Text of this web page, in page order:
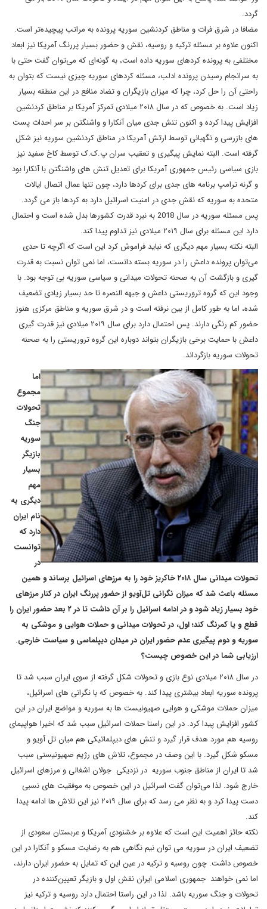
گردد.
مضافا در شرق فرات و مناطق کردنشین سوریه پرونده به مراتب پیچیده‌تر است.
اکنون علاوه بر مسئله ترکیه و روسیه، نقش و حضور بسیار پررنگ آمریکا نیز ابعاد
مختلفی به پرونده کردهای سوریه داده است، به گونه‌ای که می‌توان گفت حتی با
به سرانجام رسیدن پرونده ادلب، مسئله کردهای سوریه چیزی نیست که بتوان به
راحتی آن را حل کرد، چرا که میزان بازیگران و تضاد منافع در این منطقه بسیار
زیاد است. به خصوص که در سال ۲۰۱۸ میلادی تمرکز آمریکا بر مناطق کردنشین
افزایش پیدا کرده و اکنون تنش جدی میان آنکارا و واشنگتن بر سر احداث پست
های بازرسی و نگهبانی توسط ارتش آمریکا در مناطق کردنشین سوریه نیز شکل
گرفته است. البته نمایش پیگیری و تعقیب سران پ.ک.ک توسط کاخ سفید نیز
بازی سیاسی رئیس جمهوری آمریکا برای تعدیل تنش های واشنگتن با آنکارا بود
و گرنه ترامپ برنامه های جدی برای کردها دارد، چون تنها عمال اتصال ایالات
متحده به سوریه که نقش جدی در امنیت اسرائیل دارد به کردها باز می گردد.
پس مسئله سوریه در سال 2018 به نبرد قدرت کشورها بدل شده است و احتمال
دارد این مسئله برای سال ۲۰۱۹ میلادی نیز تداوم پیدا کند.
البته نکته بسیار مهم دیگری که نباید فراموش کرد این است که اگرچه تا حدی
می‌توان پرونده داعش را در سوریه بسته دانست، اما نمی توان نسبت به قدرت
گیری و بازگشت آن به صحنه تحولات میدانی و سیاسی سوریه بی توجه بود. با
وجود این که گروه تروریستی داعش و جبهه النصره تا حد بسیار زیادی تضعیف
شده، اما به طور کامل از بین نرفته است و در شرق سوریه و مناطق مرکزی هنوز
حضور کم رنگی دارند. پس احتمال دارد برای سال ۲۰۱۹ میلادی نیز قدرت گیری
داعش با حمایت برخی بازیگران بتواند دوباره این گروه تروریستی را به صحنه
تحولات سوریه بازگرداند.
اما
مجموع
تحولات
جنگ
سوریه
بازیگر
بسیار
مهم
دیگری به
نام ایران
دارد که
توانست
در
تحولات میدانی سال ۲۰۱۸ خاکریز خود را به مرزهای اسرائیل برساند و همین
مسئله باعث شد که میزان نگرانی تل‌آویو از حضور پررنگ ایران در کنار مرزهای
خود بسیار زیاد شود و در ادامه اسرائیل را بر آن داشت تا در ۲ بعد حضور ایران را
قطع و یا کمرنگ کند؛ اول، در تحولات میدانی و حملات هوایی و موشکی به
سوریه و دوم پیگیری عدم حضور ایران در میدان دیپلماسی و سیاست خارجی.
ارزیابی شما در این خصوص چیست؟
در سال ۲۰۱۸ میلادی نوع بازی و تحولات شکل گرفته از سوی ایران سبب شد تا
پرونده سوریه ابعاد بیشتری پیدا کند. به خصوص که با نگرانی های اسرائیل،
میزان حملات موشکی و هوایی صهیونیست ها به سوریه و مواضع ایران در این
کشور افزایش پیدا کرد. در این راستا حملات اسرائیل سبب شد که اخیرا هواپیمای
روسیه هم مورد هدف قرار گیرد و تنش های دیپلماتیکی هم میان تل آویو و
مسکو شکل گیرد. با این وصف در مجموع، تلاش های رژیم صهیونیستی سبب
شد تا ایران از مناطق جنوب سوریه در نزدیکی جولان اشغالی و مرزهای اسرائیل
خارج شود. لذا می‌توان گفت اسرائیل در این خصوص به موفقیت های نسبی
دست پیدا کرد و به نظر می رسد که برای سال ۲۰۱۹ نیز این تلاش ها ادامه پیدا
کند.
نکته حائز اهمیت این است که علاوه بر خشنودی آمریکا و عربستان سعودی از
تضعیف ایران در سوریه می توان نیم نگاهی هم به رضایت مسکو و آنکارا در این
خصوص داشت. چون روسیه و ترکیه در عین این که تمایل به حضور ایران دارند،
اما نمی خواهند جمهوری اسلامی ایران نقش اول و بازیگر تعیین‌کننده در
تحولات و جنگ سوریه باشد. لذا در این راستا احتمال دارد روسیه و ترکیه نیز